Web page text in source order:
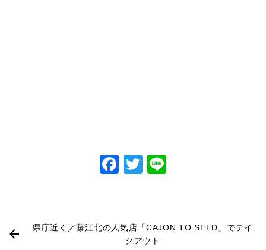
Facebook
Twitter
県庁近く／藤江北の人気店「CAJON TO SEED」でテイ
クアウト